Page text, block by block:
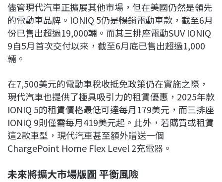
儘管現代汽車正擴展其他市場，但在美國仍然是領先
的電動車品牌。IONIQ 5仍是暢銷電動車款，截至6月
份已售出超過19,000輛。而其三排座電動SUV IONIQ
9自5月首次交付以來，截至6月底已售出超過1,000
輛。
在7,500美元的電動車稅收抵免政策仍在實施之際，
現代汽車也提供了極具吸引力的租賃優惠，2025年款
IONIQ 5的租賃價格最低可達每月179美元，而三排座
IONIQ 9則僅需每月419美元起。此外，若購買或租賃
這2款車型，現代汽車甚至額外贈送一個
ChargePoint Home Flex Level 2充電器。
未來將擴大市場版圖 平衡風險